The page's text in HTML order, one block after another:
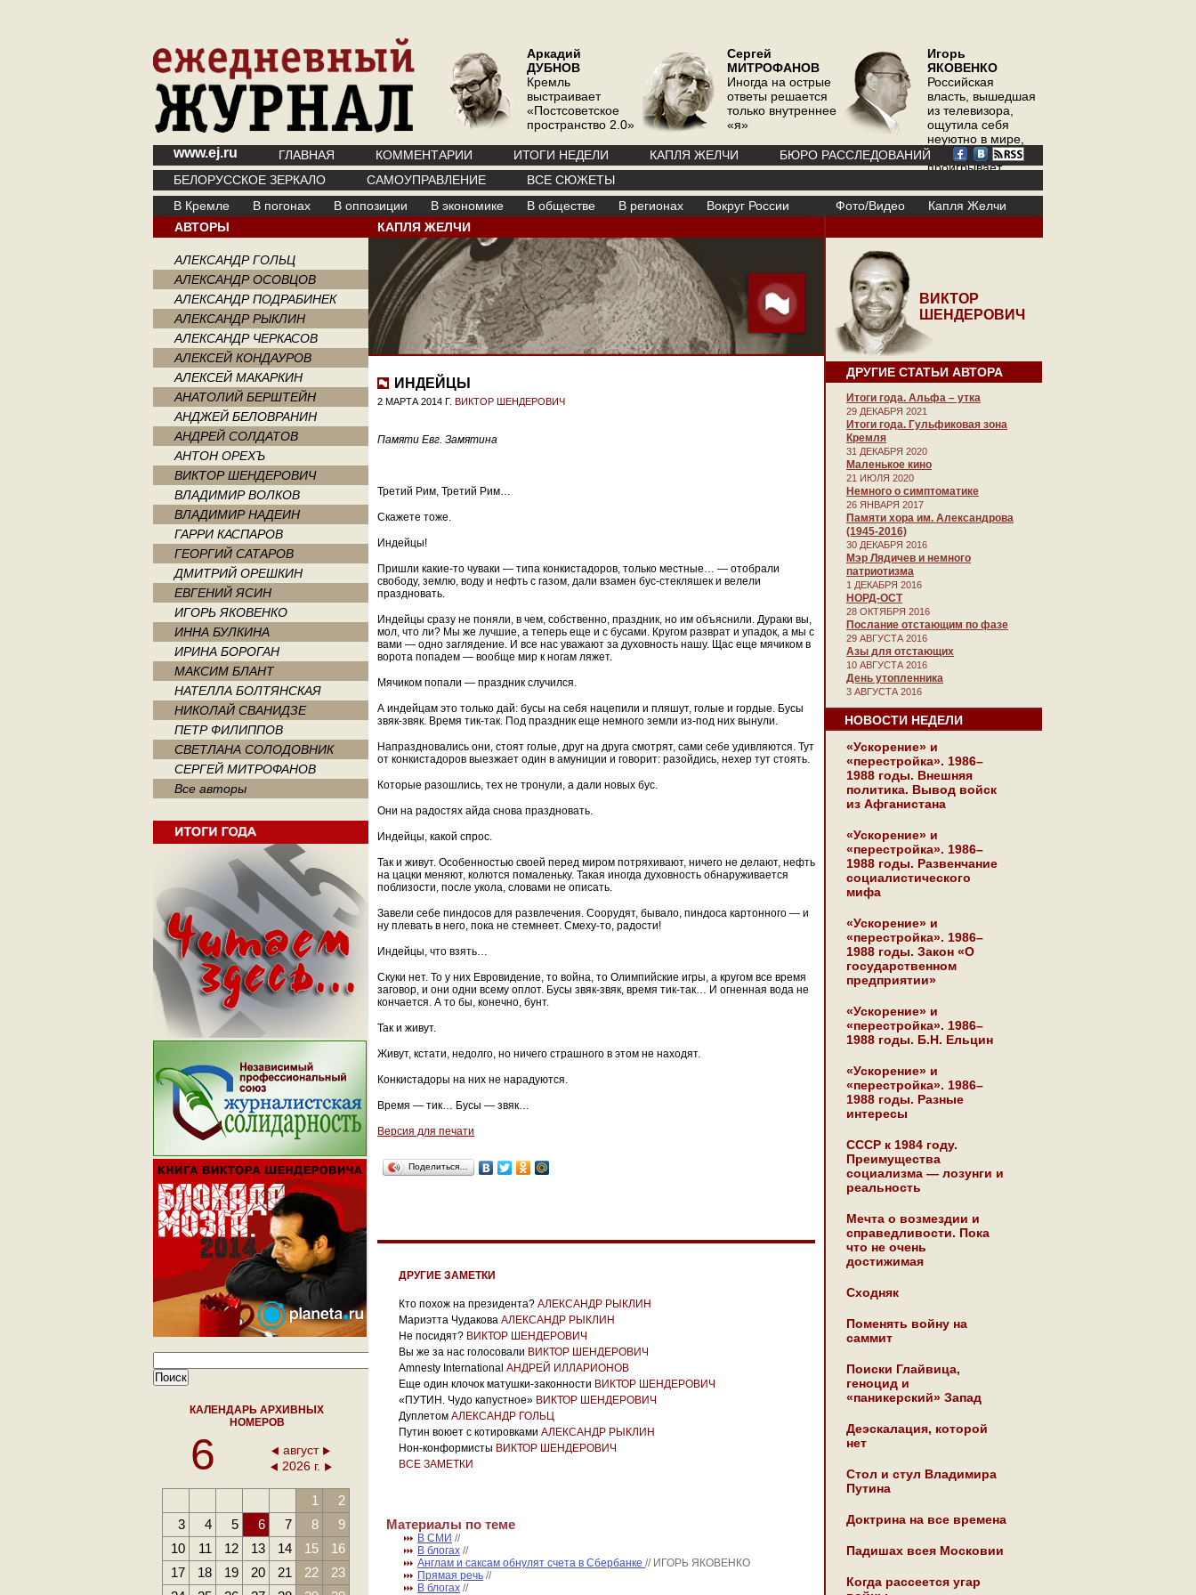
Аркадий
ДУБНОВ
Кремль
выстраивает
«Постсоветское
пространство 2.0»
Сергей
МИТРОФАНОВ
Иногда на острые
ответы решается
только внутреннее
«я»
Игорь
ЯКОВЕНКО
Российская
власть, вышедшая
из телевизора,
ощутила себя
неуютно в мире,
где телевизор
проигрывает
www.ej.ru ГЛАВНАЯ КОММЕНТАРИИ ИТОГИ НЕДЕЛИ КАПЛЯ ЖЕЛЧИ
БЮРО РАССЛЕДОВАНИЙ
БЕЛОРУССКОЕ ЗЕРКАЛО
САМОУПРАВЛЕНИЕ
ВСЕ СЮЖЕТЫ
В Кремле
В погонах В оппозиции В экономике В обществе В регионах Вокруг России Фото/Видео
Капля Желчи
АВТОРЫ
АЛЕКСАНДР ГОЛЬЦ
АЛЕКСАНДР ОСОВЦОВ
АЛЕКСАНДР ПОДРАБИНЕК
АЛЕКСАНДР РЫКЛИН
АЛЕКСАНДР ЧЕРКАСОВ
АЛЕКСЕЙ КОНДАУРОВ
АЛЕКСЕЙ МАКАРКИН
АНАТОЛИЙ БЕРШТЕЙН
АНДЖЕЙ БЕЛОВРАНИН
АНДРЕЙ СОЛДАТОВ
АНТОН ОРЕХЪ
ВИКТОР ШЕНДЕРОВИЧ
ВЛАДИМИР ВОЛКОВ
ВЛАДИМИР НАДЕИН
ГАРРИ КАСПАРОВ
ГЕОРГИЙ САТАРОВ
ДМИТРИЙ ОРЕШКИН
ЕВГЕНИЙ ЯСИН
ИГОРЬ ЯКОВЕНКО
ИННА БУЛКИНА
ИРИНА БОРОГАН
МАКСИМ БЛАНТ
НАТЕЛЛА БОЛТЯНСКАЯ
НИКОЛАЙ СВАНИДЗЕ
ПЕТР ФИЛИППОВ
СВЕТЛАНА СОЛОДОВНИК
СЕРГЕЙ МИТРОФАНОВ
Все авторы
КАЛЕНДАРЬ АРХИВНЫХ
НОМЕРОВ
6
август
2026 г.
1
2
3
4 5 6 7 8
9
10
11 12 13 14 15
16
17
18 19 20 21 22
23
КАПЛЯ ЖЕЛЧИ
ИНДЕЙЦЫ
2 МАРТА 2014 Г. ВИКТОР ШЕНДЕРОВИЧ
Памяти Евг. Замятина
Третий Рим, Третий Рим…
Скажете тоже.
Индейцы!
Пришли какие-то чуваки — типа конкистадоров, только местные… — отобрали
свободу, землю, воду и нефть с газом, дали взамен бус-стекляшек и велели
праздновать.
Индейцы сразу не поняли, в чем, собственно, праздник, но им объяснили. Дураки вы,
мол, что ли? Мы же лучшие, а теперь еще и с бусами. Кругом разврат и упадок, а мы с
вами — одно заглядение. И все нас уважают за духовность нашу. Щас еще мячиком в
ворота попадем — вообще мир к ногам ляжет.
Мячиком попали — праздник случился.
А индейцам это только дай: бусы на себя нацепили и пляшут, голые и гордые. Бусы
звяк-звяк. Время тик-так. Под праздник еще немного земли из-под них вынули.
Напраздновались они, стоят голые, друг на друга смотрят, сами себе удивляются. Тут
от конкистадоров выезжает один в амуниции и говорит: разойдись, нехер тут стоять.
Которые разошлись, тех не тронули, а дали новых бус.
Они на радостях айда снова праздновать.
Индейцы, какой спрос.
Так и живут. Особенностью своей перед миром потряхивают, ничего не делают, нефть
на цацки меняют, колются помаленьку. Такая иногда духовность обнаруживается
поблизости, после укола, словами не описать.
Завели себе пиндосов для развлечения. Соорудят, бывало, пиндоса картонного — и
ну плевать в него, пока не стемнеет. Смеху-то, радости!
Индейцы, что взять…
Скуки нет. То у них Евровидение, то война, то Олимпийские игры, а кругом все время
заговор, и они одни всему оплот. Бусы звяк-звяк, время тик-так… И огненная вода не
кончается. А то бы, конечно, бунт.
Так и живут.
Живут, кстати, недолго, но ничего страшного в этом не находят.
Конкистадоры на них не нарадуются.
Время — тик… Бусы — звяк…
Версия для печати
Поделиться…
ДРУГИЕ ЗАМЕТКИ
Кто похож на президента? АЛЕКСАНДР РЫКЛИН
Мариэтта Чудакова АЛЕКСАНДР РЫКЛИН
Не посидят? ВИКТОР ШЕНДЕРОВИЧ
Вы же за нас голосовали ВИКТОР ШЕНДЕРОВИЧ
Amnesty International АНДРЕЙ ИЛЛАРИОНОВ
Еще один клочок матушки-законности ВИКТОР ШЕНДЕРОВИЧ
«ПУТИН. Чудо капустное» ВИКТОР ШЕНДЕРОВИЧ
Дуплетом АЛЕКСАНДР ГОЛЬЦ
Путин воюет с котировками АЛЕКСАНДР РЫКЛИН
Нон-конформисты ВИКТОР ШЕНДЕРОВИЧ
ВСЕ ЗАМЕТКИ
Материалы по теме
В СМИ //
В блогах //
Англам и саксам обнулят счета в Сбербанке // ИГОРЬ ЯКОВЕНКО
Прямая речь //
В блогах //
ВИКТОР
ШЕНДЕРОВИЧ
ДРУГИЕ СТАТЬИ АВТОРА
Итоги года. Альфа – утка
29 ДЕКАБРЯ 2021
Итоги года. Гульфиковая зона
Кремля
31 ДЕКАБРЯ 2020
Маленькое кино
21 ИЮЛЯ 2020
Немного о симптоматике
26 ЯНВАРЯ 2017
Памяти хора им. Александрова
(1945-2016)
30 ДЕКАБРЯ 2016
Мэр Лядичев и немного
патриотизма
1 ДЕКАБРЯ 2016
НОРД-ОСТ
28 ОКТЯБРЯ 2016
Послание отстающим по фазе
29 АВГУСТА 2016
Азы для отстающих
10 АВГУСТА 2016
День утопленника
3 АВГУСТА 2016
НОВОСТИ НЕДЕЛИ
«Ускорение» и
«перестройка». 1986–
1988 годы. Внешняя
политика. Вывод войск
из Афганистана
«Ускорение» и
«перестройка». 1986–
1988 годы. Развенчание
социалистического
мифа
«Ускорение» и
«перестройка». 1986–
1988 годы. Закон «О
государственном
предприятии»
«Ускорение» и
«перестройка». 1986–
1988 годы. Б.Н. Ельцин
«Ускорение» и
«перестройка». 1986–
1988 годы. Разные
интересы
СССР к 1984 году.
Преимущества
социализма — лозунги и
реальность
Мечта о возмездии и
справедливости. Пока
что не очень
достижимая
Сходняк
Поменять войну на
саммит
Поиски Глайвица,
геноцид и
«паникерский» Запад
Деэскалация, которой
нет
Стол и стул Владимира
Путина
Доктрина на все времена
Падишах всея Московии
Когда рассеется угар